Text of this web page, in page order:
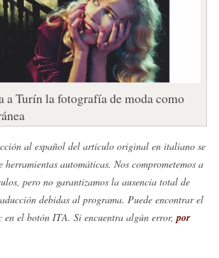
a Turín la fotografía de moda como
al español del artículo original en italiano se
automáticas. Nos comprometemos a
pero no garantizamos la ausencia total de
debidas al programa. Puede encontrar el
el botón ITA. Si encuentra algún error,por